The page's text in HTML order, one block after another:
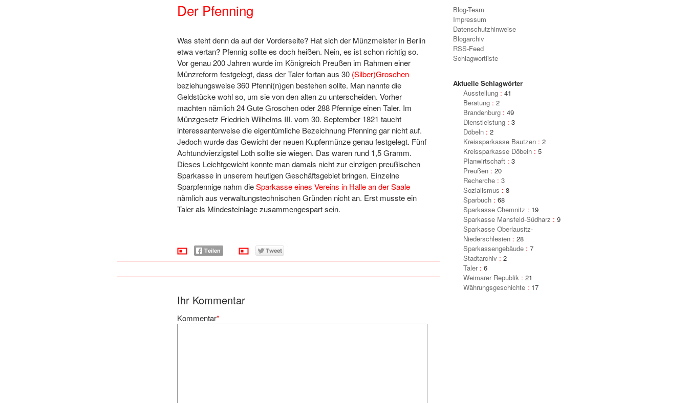
Der Pfenning
Was steht denn da auf der Vorderseite? Hat sich der Münzmeister in Berlin
etwa vertan? Pfennig sollte es doch heißen. Nein, es ist schon richtig so.
Vor genau 200 Jahren wurde im Königreich Preußen im Rahmen einer
Münzreform festgelegt, dass der Taler fortan aus 30 (Silber)Groschen
beziehungsweise 360 Pfenni(n)gen bestehen sollte. Man nannte die
Geldstücke wohl so, um sie von den alten zu unterscheiden. Vorher
machten nämlich 24 Gute Groschen oder 288 Pfennige einen Taler. Im
Münzgesetz Friedrich Wilhelms III. vom 30. September 1821 taucht
interessanterweise die eigentümliche Bezeichnung Pfenning gar nicht auf.
Jedoch wurde das Gewicht der neuen Kupfermünze genau festgelegt. Fünf
Achtundvierzigstel Loth sollte sie wiegen. Das waren rund 1,5 Gramm.
Dieses Leichtgewicht konnte man damals nicht zur einzigen preußischen
Sparkasse in unserem heutigen Geschäftsgebiet bringen. Einzelne
Sparpfennige nahm dieSparkasse eines Vereins in Halle an der Saale
nämlich aus verwaltungstechnischen Gründen nicht an. Erst musste ein
Taler als Mindesteinlage zusammengespart sein.
Ihr Kommentar
Kommentar*
Blog-Team
Impressum
Datenschutzhinweise
Blogarchiv
RSS-Feed
Schlagwortliste
Aktuelle Schlagwörter
Ausstellung: 41
Beratung: 2
Brandenburg: 49
Dienstleistung: 3
Döbeln: 2
Kreissparkasse Bautzen: 2
Kreissparkasse Döbeln: 5
Planwirtschaft: 3
Preußen: 20
Recherche: 3
Sozialismus : 8
Sparbuch: 68
Sparkasse Chemnitz : 19
Sparkasse Mansfeld-Südharz : 9
Sparkasse Oberlausitz-
Niederschlesien: 28
Sparkassengebäude: 7
Stadtarchiv : 2
Taler: 6
Weimarer Republik: 21
Währungsgeschichte: 17